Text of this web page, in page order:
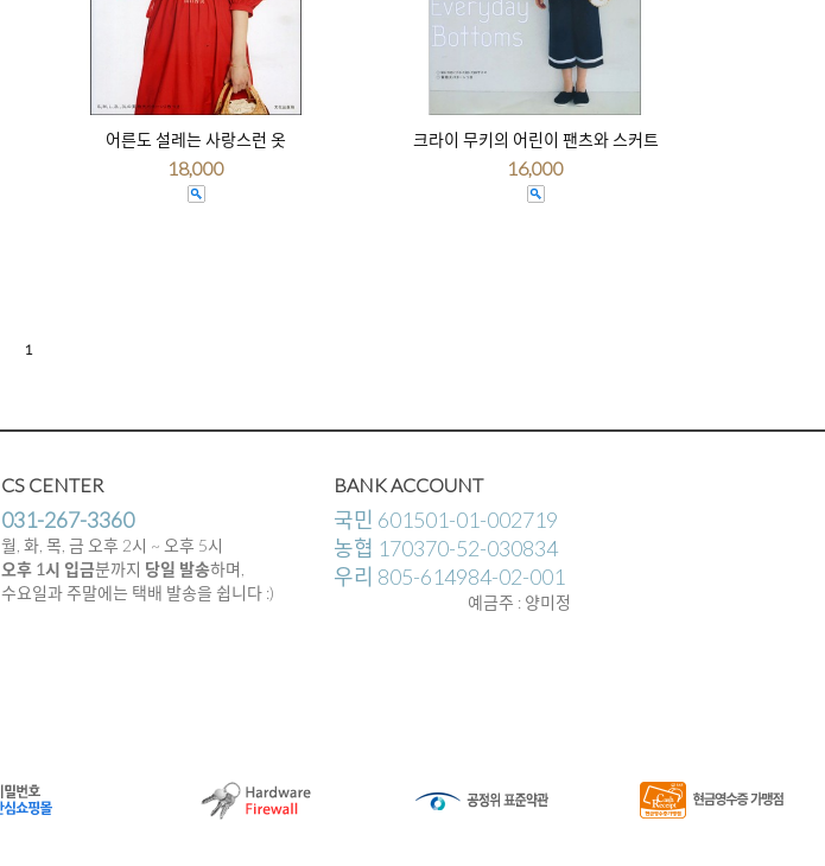
어른도 설레는 사랑스런 옷
18,000
크라이 무키의 어린이 팬츠와 스커트
16,000
1
CS CENTER
031-267-3360
월, 화, 목, 금 오후 2시 ~ 오후 5시
오후 1시 입금분까지 당일 발송하며,
수요일과 주말에는 택배 발송을 쉽니다 :)
BANK ACCOUNT
국민 601501-01-002719
농협 170370-52-030834
우리 805-614984-02-001
예금주 : 양미정